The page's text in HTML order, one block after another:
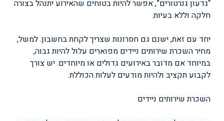
“גדעון גנרטורים”, אפשר להיות בטוחים שהאירוע יתנהל בצורה
חלקה וללא בעיות.
יחד עם זאת, ישנם גם חסרונות שצריך לקחת בחשבון. למשל,
מחיר השכרת שירותים ניידים מפוארים עלול להיות גבוה,
במיוחד אם מדובר באירועים גדולים או מיוחדים. יש צורך
לקבוע תקציב ולהיות מודעים לעלות הכוללת.
השכרת שירותים ניידים